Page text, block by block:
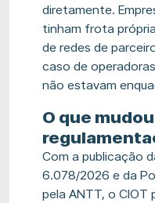
diretamente.
tinham frota
de redes de
caso de
não estavam
O que
Com a publicação
6.078/2026 e da
pela ANTT, o CIOT